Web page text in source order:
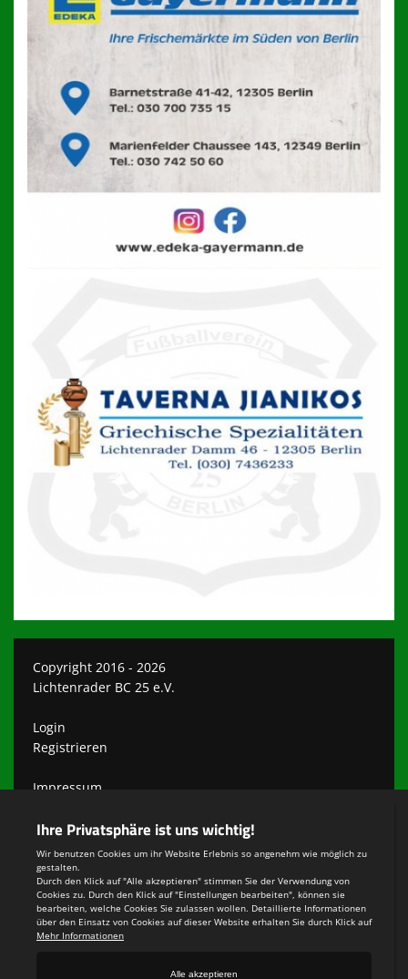
Copyright 2016 - 2026
Lichtenrader BC 25 e.V.
Login
Registrieren
Impressum
Teamsports 2
Dein Sportverein online